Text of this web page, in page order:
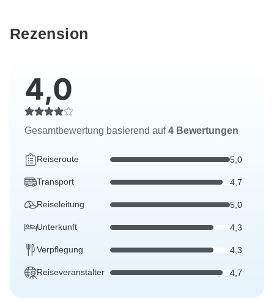
Rezension
4,0
Gesamtbewertung basierend auf4 Bewertungen
Reiseroute 5,0
Transport 4,7
Reiseleitung 5,0
Unterkunft 4,3
Verpflegung 4,3
Reiseveranstalter 4,7